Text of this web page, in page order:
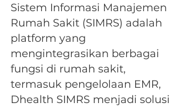
Sistem Informasi Manajemen
Rumah Sakit (SIMRS) adalah
platform yang
mengintegrasikan berbagai
fungsi di rumah sakit,
termasuk pengelolaan EMR,
Dhealth SIMRS menjadi solusi